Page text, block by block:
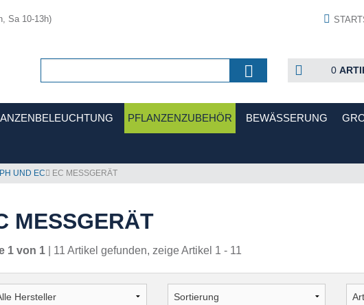
Sa 10-13h)
0
PFLANZENZUBEHÖR BEWÄSSERUNG
UND EC EC MESSGERÄT
MESSGERÄT
1 von 1 | 11 Artikel gefunden, zeige Artikel 1 - 11